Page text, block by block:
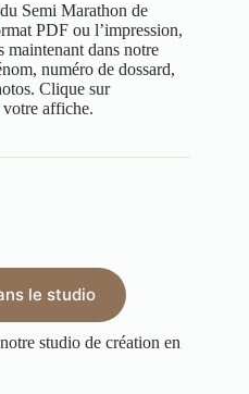
Semi Marathon de
PDF ou l’impression,
maintenant dans notre
numéro de dossard,
Clique sur
votre affiche.
le studio
studio de création en